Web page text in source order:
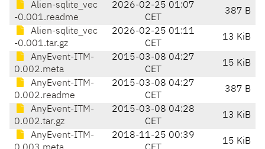
Alien-sqlite_vec
-0.001.readme
2026-02-25 01:07
CET
387 B
Alien-sqlite_vec
-0.001.tar.gz
2026-02-25 01:11
CET
13 KiB
AnyEvent-ITM-
0.002.meta
2015-03-08 04:27
CET
15 KiB
AnyEvent-ITM-
0.002.readme
2015-03-08 04:27
CET
387 B
AnyEvent-ITM-
0.002.tar.gz
2015-03-08 04:28
CET
13 KiB
AnyEvent-ITM-
2018-11-25 00:39
15 KiB